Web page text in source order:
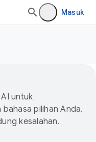
Masuk
untuk
pilihan Anda.
kesalahan.